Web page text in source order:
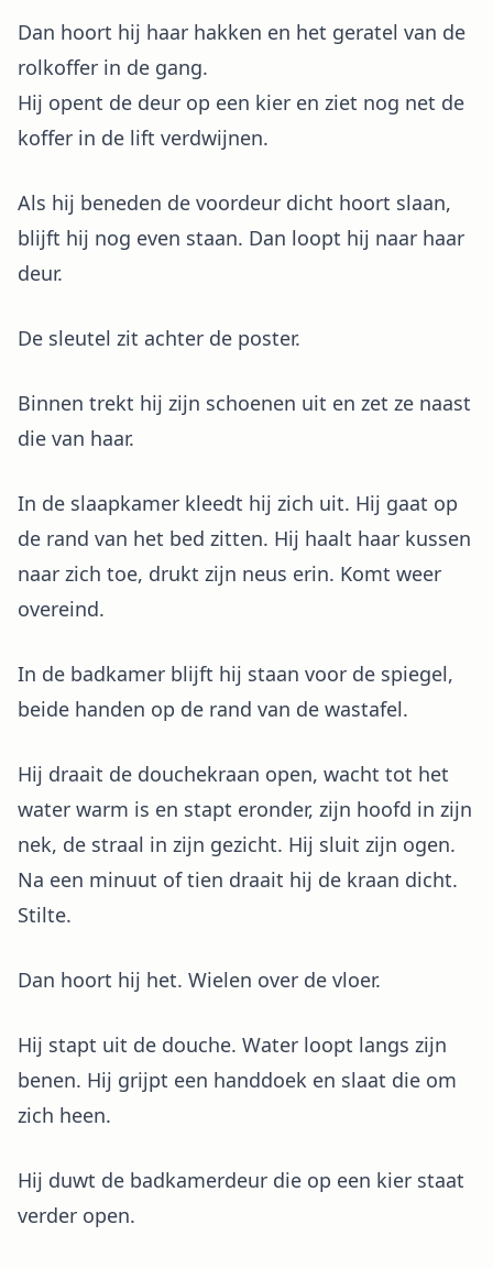
Dan hoort hij haar hakken en het geratel van de
rolkoffer in de gang.
Hij opent de deur op een kier en ziet nog net de
koffer in de lift verdwijnen.
Als hij beneden de voordeur dicht hoort slaan,
blijft hij nog even staan. Dan loopt hij naar haar
deur.
De sleutel zit achter de poster.
Binnen trekt hij zijn schoenen uit en zet ze naast
die van haar.
In de slaapkamer kleedt hij zich uit. Hij gaat op
de rand van het bed zitten. Hij haalt haar kussen
naar zich toe, drukt zijn neus erin. Komt weer
overeind.
In de badkamer blijft hij staan voor de spiegel,
beide handen op de rand van de wastafel.
Hij draait de douchekraan open, wacht tot het
water warm is en stapt eronder, zijn hoofd in zijn
nek, de straal in zijn gezicht. Hij sluit zijn ogen.
Na een minuut of tien draait hij de kraan dicht.
Stilte.
Dan hoort hij het. Wielen over de vloer.
Hij stapt uit de douche. Water loopt langs zijn
benen. Hij grijpt een handdoek en slaat die om
zich heen.
Hij duwt de badkamerdeur die op een kier staat
verder open.